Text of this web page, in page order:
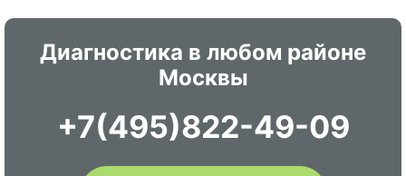
Диагностика в любом районе
Москвы
+7(495)822-49-09